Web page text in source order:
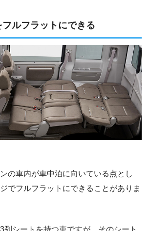
ルフラットにできる
の車内が車中泊に向いている点とし
でフルフラットにできることがありま
列シートを持つ車ですが、そのシート